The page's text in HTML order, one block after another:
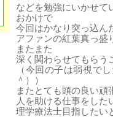
などを勉強にいかせて
おかけで
今回はかなり突っ込ん
アファンの紅葉真っ盛
またまた
深く関わらせてもらう
（今回の子は弱視で
＾））
またとても頭の良い頑
人を助ける仕事をした
理学療法士目指したい